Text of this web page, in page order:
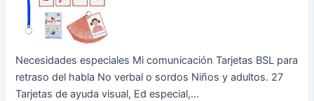
Necesidades especiales Mi comunicación Tarjetas BSL para
retraso del habla No verbal o sordos Niños y adultos. 27
Tarjetas de ayuda visual, Ed especial,...